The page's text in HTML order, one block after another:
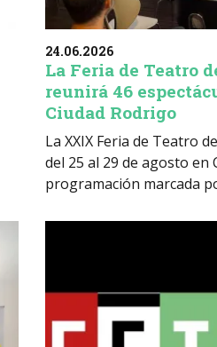
24.06.2026
La Feria de Teatro
reunirá 46
Ciudad Rodrigo
La XXIX Feria de Teatro
del 25 al 29 de agosto en
programación marcada